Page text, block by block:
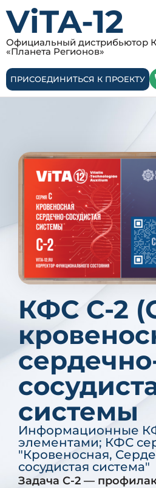
ViTA-12
Официальный дистрибьютор
«Планета Регионов»
ПРИСОЕДИНИТЬСЯ К ПРОЕКТУ
КФС C-2
системы
Информационные
элементами; КФС
"Кровеносная,
сосудистая система"
Задача С-2 —